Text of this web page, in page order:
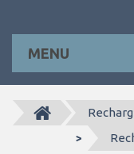
MENU
>